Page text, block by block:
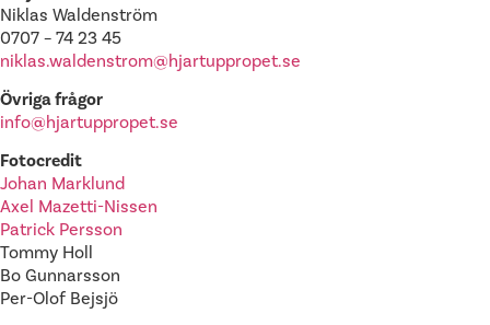
Niklas Waldenström
0707 – 74 23 45
niklas.waldenstrom@hjartuppropet.se
Övriga frågor
info@hjartuppropet.se
Fotocredit
Johan Marklund
Axel Mazetti-Nissen
Patrick Persson
Tommy Holl
Bo Gunnarsson
Per-Olof Bejsjö